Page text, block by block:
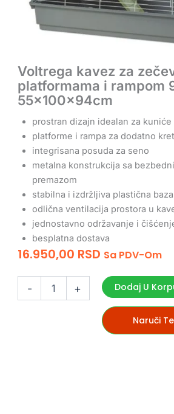
Voltrega kavez za
platformama i rampom
55x100x94cm
prostran dizajn idealan za
platforme i rampa za dodatno
integrisana posuda za seno
metalna konstrukcija sa
premazom
stabilna i izdržljiva plastična baza
odlična ventilacija prostora u
jednostavno održavanje i
besplatna dostava
16.950,00 RSD Sa PDV-Om
- + Dodaj U
Naruči